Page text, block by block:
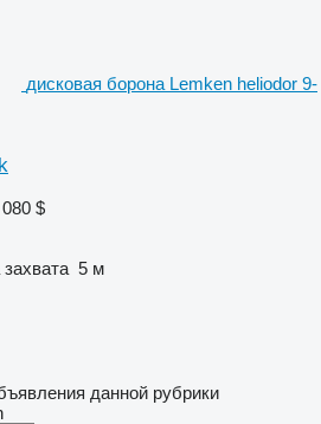
дисковая борона Lemken heliodor 9-
$
5 м
данной рубрики